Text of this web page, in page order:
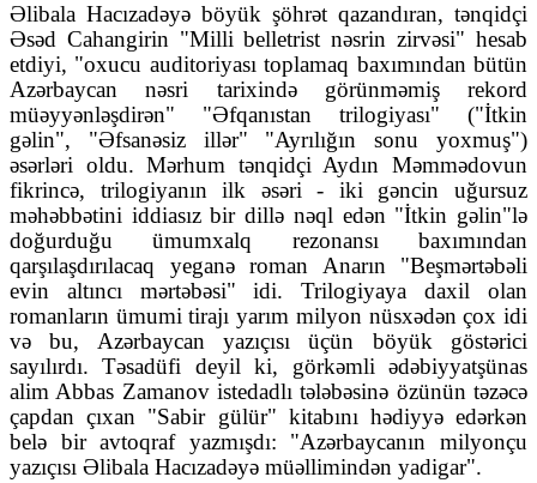
Əlibala Hacızadəyə böyük şöhrət qazandıran, tənqidçi
Əsəd Cahangirin "Milli belletrist nəsrin zirvəsi" hesab
etdiyi, "oxucu auditoriyası toplamaq baxımından bütün
Azərbaycan nəsri tarixində görünməmiş rekord
müəyyənləşdirən" "Əfqanıstan trilogiyası" ("İtkin
gəlin", "Əfsanəsiz illər" "Ayrılığın sonu yoxmuş")
əsərləri oldu. Mərhum tənqidçi Aydın Məmmədovun
fikrincə, trilogiyanın ilk əsəri - iki gəncin uğursuz
məhəbbətini iddiasız bir dillə nəql edən "İtkin gəlin"lə
doğurduğu ümumxalq rezonansı baxımından
qarşılaşdırılacaq yeganə roman Anarın "Beşmərtəbəli
evin altıncı mərtəbəsi" idi. Trilogiyaya daxil olan
romanların ümumi tirajı yarım milyon nüsxədən çox idi
və bu, Azərbaycan yazıçısı üçün böyük göstərici
sayılırdı. Təsadüfi deyil ki, görkəmli ədəbiyyatşünas
alim Abbas Zamanov istedadlı tələbəsinə özünün təzəcə
çapdan çıxan "Sabir gülür" kitabını hədiyyə edərkən
belə bir avtoqraf yazmışdı: "Azərbaycanın milyonçu
yazıçısı Əlibala Hacızadəyə müəllimindən yadigar".